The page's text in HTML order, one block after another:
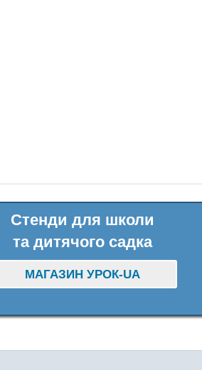
Стенди для школи
та дитячого садка
МАГАЗИН УРОК-UA